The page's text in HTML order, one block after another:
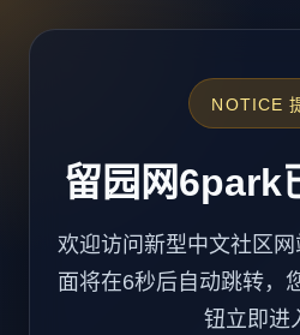
NOTICE
留园网6park
欢迎访问新型中文社区网
面将在6秒后自动跳转，
钮立即进